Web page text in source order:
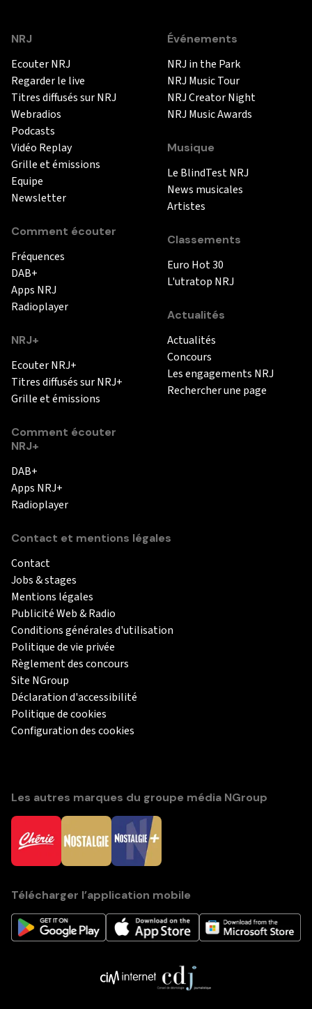
NRJ
Ecouter NRJ
Regarder le live
Titres diffusés sur NRJ
Webradios
Podcasts
Vidéo Replay
Grille et émissions
Equipe
Newsletter
Comment écouter
Fréquences
DAB+
Apps NRJ
Radioplayer
NRJ+
Ecouter NRJ+
Titres diffusés sur NRJ+
Grille et émissions
Comment écouter
NRJ+
DAB+
Apps NRJ+
Radioplayer
Événements
NRJ in the Park
NRJ Music Tour
NRJ Creator Night
NRJ Music Awards
Musique
Le BlindTest NRJ
News musicales
Artistes
Classements
Euro Hot 30
L'utratop NRJ
Actualités
Actualités
Concours
Les engagements NRJ
Rechercher une page
Contact et mentions légales
Contact
Jobs & stages
Mentions légales
Publicité Web & Radio
Conditions générales d'utilisation
Politique de vie privée
Règlement des concours
Site NGroup
Déclaration d'accessibilité
Politique de cookies
Configuration des cookies
Les autres marques du groupe média NGroup
Télécharger l’application mobile